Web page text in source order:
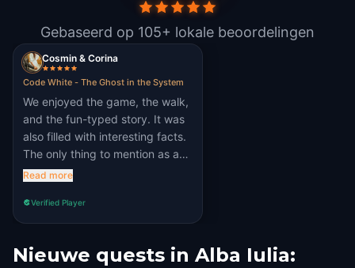
Gebaseerd op 105+ lokale beoordelingen
Cosmin & Corina
Code White - The Ghost in the System
We enjoyed the game, the walk,
and the fun-typed story. It was
also filled with interesting facts.
The only thing to mention as an
improvement is for the last
brought us to gate 1 but the
puzzle seemed to be from
as I think it needs a fix. Thanks
Read more
Verified Player
Nieuwe quests in Alba Iulia: